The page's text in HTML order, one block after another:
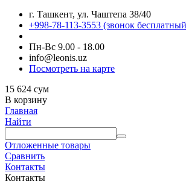
г. Ташкент, ул. Чаштепа 38/40
+998-78-113-3553 (звонок
Пн-Вс 9.00 - 18.00
info@leonis.uz
Посмотреть на карте
15 624 сум
В корзину
Главная
Найти
Отложенные товары
Сравнить
Контакты
Контакты